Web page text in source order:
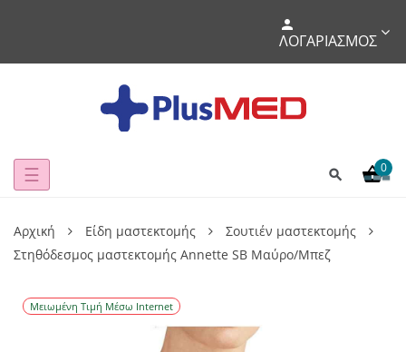
ΛΟΓΑΡΙΑΣΜΌΣ
Toggle
☰ 0
Αρχική Είδη μαστεκτομής
Σουτιέν μαστεκτομής
Στηθόδεσμος μαστεκτομής Annette SB Μαύρο/Μπεζ
Μειωμένη Τιμή Μέσω Internet